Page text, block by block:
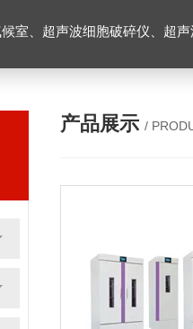
室、超声波细胞破碎仪、超
产品展示 /